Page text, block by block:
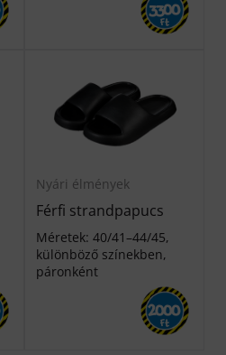
3300
Ft
Nyári élmények
Férfi strandpapucs
Méretek: 40/41–44/45,
különböző színekben,
páronként
2000
Ft